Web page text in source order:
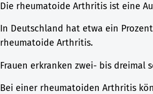
Die rheumatoide Arthritis ist eine
In Deutschland hat etwa ein
rheumatoide Arthritis.
Frauen erkranken zwei- bis dreimal
Bei einer rheumatoiden Arthritis